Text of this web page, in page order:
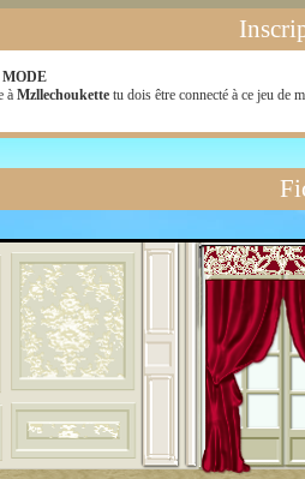
à Mzllechoukette tu dois être connecté à ce jeu de